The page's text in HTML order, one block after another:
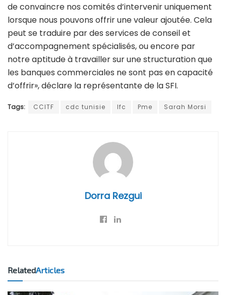
de convaincre nos comités d’intervenir uniquement
lorsque nous pouvons offrir une valeur ajoutée. Cela
peut se traduire par des services de conseil et
d’accompagnement spécialisés, ou encore par
notre aptitude à travailler sur une structuration que
les banques commerciales ne sont pas en capacité
d’offrir», déclare la représentante de la SFI.
Tags: CCITF cdc tunisie Ifc Pme Sarah Morsi
Dorra Rezgui
RelatedArticles